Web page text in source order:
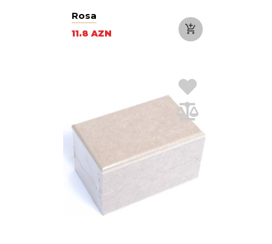
Rosa
11.8 AZN